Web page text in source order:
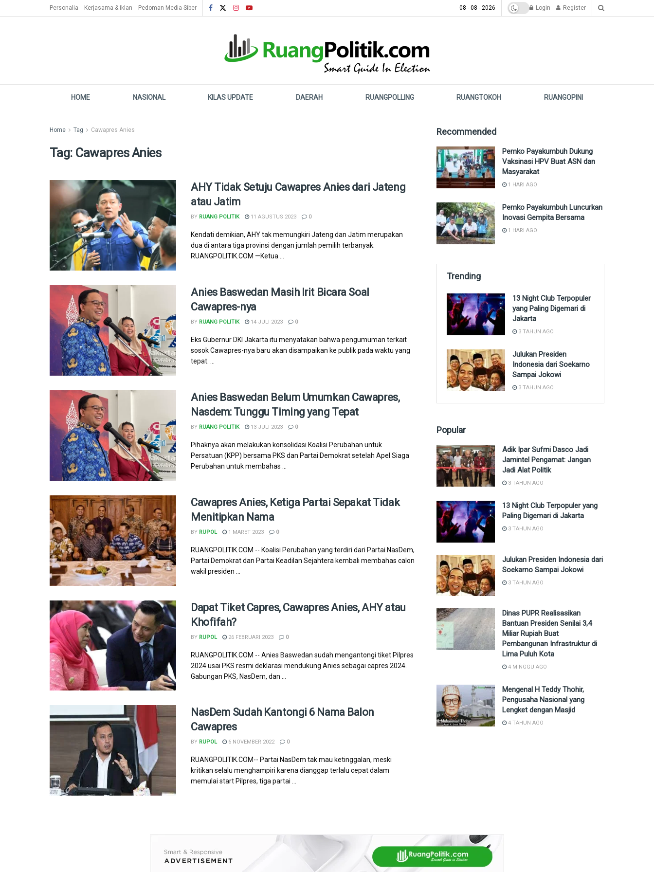
Personalia Kerjasama & Iklan Pedoman Media Siber 08 - 08 - 2026 Login Register
HOME NASIONAL KILAS UPDATE DAERAH RUANGPOLLING RUANGTOKOH RUANGOPINI
Home Tag Cawapres Anies
Tag: Cawapres Anies
AHY Tidak Setuju Cawapres Anies dari Jateng
atau Jatim
BY RUANG POLITIK 11 AGUSTUS 2023 0
Kendati demikian, AHY tak memungkiri Jateng dan Jatim merupakan
dua di antara tiga provinsi dengan jumlah pemilih terbanyak.
RUANGPOLITIK.COM —Ketua ...
Anies Baswedan Masih Irit Bicara Soal
Cawapres-nya
BY RUANG POLITIK 14 JULI 2023 0
Eks Gubernur DKI Jakarta itu menyatakan bahwa pengumuman terkait
sosok Cawapres-nya baru akan disampaikan ke publik pada waktu yang
tepat. ...
Anies Baswedan Belum Umumkan Cawapres,
Nasdem: Tunggu Timing yang Tepat
BY RUANG POLITIK 13 JULI 2023 0
Pihaknya akan melakukan konsolidasi Koalisi Perubahan untuk
Persatuan (KPP) bersama PKS dan Partai Demokrat setelah Apel Siaga
Perubahan untuk membahas ...
Cawapres Anies, Ketiga Partai Sepakat Tidak
Menitipkan Nama
BY RUPOL 1 MARET 2023 0
RUANGPOLITIK.COM -- Koalisi Perubahan yang terdiri dari Partai NasDem,
Partai Demokrat dan Partai Keadilan Sejahtera kembali membahas calon
wakil presiden ...
Dapat Tiket Capres, Cawapres Anies, AHY atau
Khofifah?
BY RUPOL 26 FEBRUARI 2023 0
RUANGPOLITIK.COM -- Anies Baswedan sudah mengantongi tiket Pilpres
2024 usai PKS resmi deklarasi mendukung Anies sebagai capres 2024.
Gabungan PKS, NasDem, dan ...
NasDem Sudah Kantongi 6 Nama Balon
Cawapres
BY RUPOL 6 NOVEMBER 2022 0
RUANGPOLITIK.COM-- Partai NasDem tak mau ketinggalan, meski
kritikan selalu menghampiri karena dianggap terlalu cepat dalam
memulai start Pilpres, tiga partai ...
Recommended
Pemko Payakumbuh Dukung
Vaksinasi HPV Buat ASN dan
Masyarakat
1 HARI AGO
Pemko Payakumbuh Luncurkan
Inovasi Gempita Bersama
1 HARI AGO
Trending
13 Night Club Terpopuler
yang Paling Digemari di
Jakarta
3 TAHUN AGO
Julukan Presiden
Indonesia dari Soekarno
Sampai Jokowi
3 TAHUN AGO
Popular
Adik Ipar Sufmi Dasco Jadi
Jamintel Pengamat: Jangan
Jadi Alat Politik
3 TAHUN AGO
13 Night Club Terpopuler yang
Paling Digemari di Jakarta
3 TAHUN AGO
Julukan Presiden Indonesia dari
Soekarno Sampai Jokowi
3 TAHUN AGO
Dinas PUPR Realisasikan
Bantuan Presiden Senilai 3,4
Miliar Rupiah Buat
Pembangunan Infrastruktur di
Lima Puluh Kota
4 MINGGU AGO
Mengenal H Teddy Thohir,
Pengusaha Nasional yang
Lengket dengan Masjid
4 TAHUN AGO